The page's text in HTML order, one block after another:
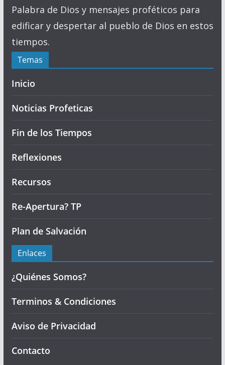
Palabra de Dios y mensajes proféticos para
edificar y despertar al pueblo de Dios en estos
tiempos.
Temas
Inicio
Noticias Profeticas
Fin de los Tiempos
Reflexiones
Recursos
Re-Apertura? TP
Plan de Salvación
Enlaces
¿Quiénes Somos?
Terminos & Condiciones
Aviso de Privacidad
Contacto